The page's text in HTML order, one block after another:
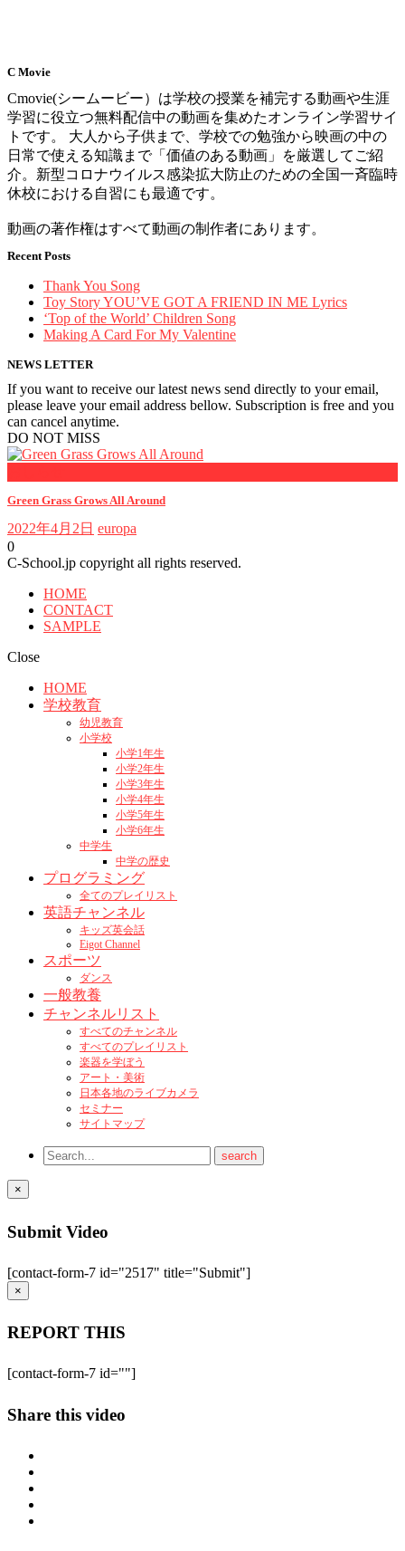
C Movie
Cmovie(シームービー）は学校の授業を補完する動画や生涯
学習に役立つ無料配信中の動画を集めたオンライン学習サイ
トです。 大人から子供まで、学校での勉強から映画の中の
日常で使える知識まで「価値のある動画」を厳選してご紹
介。新型コロナウイルス感染拡大防止のための全国一斉臨時
休校における自習にも最適です。
動画の著作権はすべて動画の制作者にあります。
Recent Posts
Thank You Song
Toy Story YOU’VE GOT A FRIEND IN ME Lyrics
‘Top of the World’ Children Song
Making A Card For My Valentine
NEWS LETTER
If you want to receive our latest news send directly to your email,
please leave your email address bellow. Subscription is free and you
can cancel anytime.
DO NOT MISS
Green Grass Grows All Around
2022年4月2日 europa
0
C-School.jp copyright all rights reserved.
HOME
CONTACT
SAMPLE
Close
HOME
学校教育
幼児教育
小学校
小学1年生
小学2年生
小学3年生
小学4年生
小学5年生
小学6年生
中学生
中学の歴史
プログラミング
全てのプレイリスト
英語チャンネル
キッズ英会話
Eigot Channel
スポーツ
ダンス
一般教養
チャンネルリスト
すべてのチャンネル
すべてのプレイリスト
楽器を学ぼう
アート・美術
日本各地のライブカメラ
セミナー
サイトマップ
×
Submit Video
[contact-form-7 id="2517" title="Submit"]
×
REPORT THIS
[contact-form-7 id=""]
Share this video